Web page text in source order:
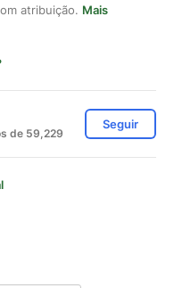
atribuição. Mais
de 59,229
Seguir